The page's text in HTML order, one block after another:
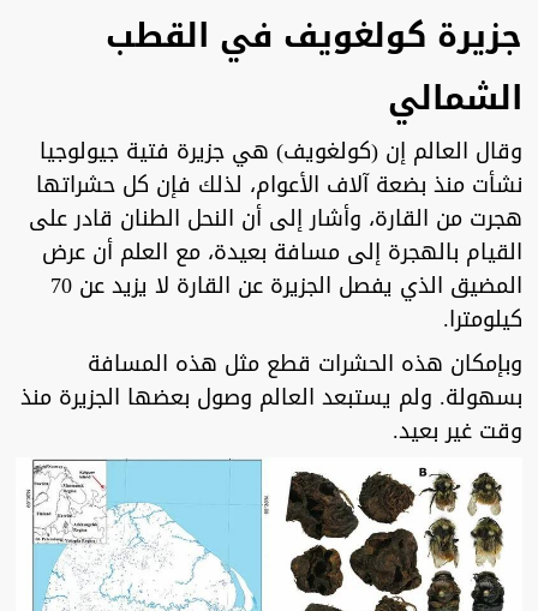
جزيرة كولغويف في القطب
الشمالي
وقال العالم إن (كولغويف) هي جزيرة فتية جيولوجيا
نشأت منذ بضعة آلاف الأعوام، لذلك فإن كل حشراتها
هجرت من القارة، وأشار إلى أن النحل الطنان قادر على
القيام بالهجرة إلى مسافة بعيدة، مع العلم أن عرض
المضيق الذي يفصل الجزيرة عن القارة لا يزيد عن 70
كيلومترا.
وبإمكان هذه الحشرات قطع مثل هذه المسافة
بسهولة. ولم يستبعد العالم وصول بعضها الجزيرة منذ
وقت غير بعيد.